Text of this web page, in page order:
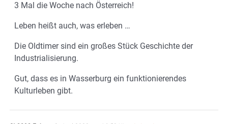
3 Mal die Woche nach Österreich!
Leben heißt auch, was erleben …
Die Oldtimer sind ein großes Stück Geschichte der
Industrialisierung.
Gut, dass es in Wasserburg ein funktionierendes
Kulturleben gibt.